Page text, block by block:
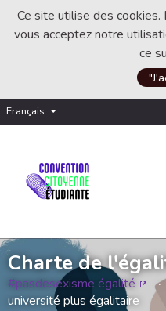
Ce site utilise des cookies.
vous acceptez notre
ce
Français Choisir la langue
Charte de
#pasdesexisme égalité
université plus égalitaire